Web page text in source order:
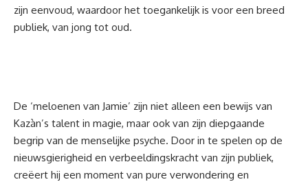
zijn eenvoud, waardoor het toegankelijk is voor een breed
publiek, van jong tot oud.
De ‘meloenen van Jamie’ zijn niet alleen een bewijs van
Kazàn’s talent in magie, maar ook van zijn diepgaande
begrip van de menselijke psyche. Door in te spelen op de
nieuwsgierigheid en verbeeldingskracht van zijn publiek,
creëert hij een moment van pure verwondering en